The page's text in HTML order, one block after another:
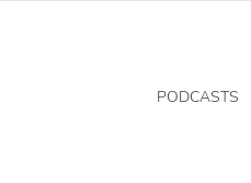
PODCASTS